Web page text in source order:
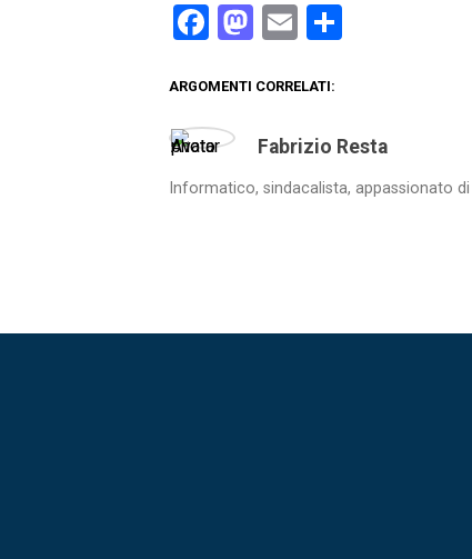
Facebook
Mastodon
Email
ARGOMENTI CORRELATI:
Fabrizio Resta
Informatico, sindacalista, appassionato